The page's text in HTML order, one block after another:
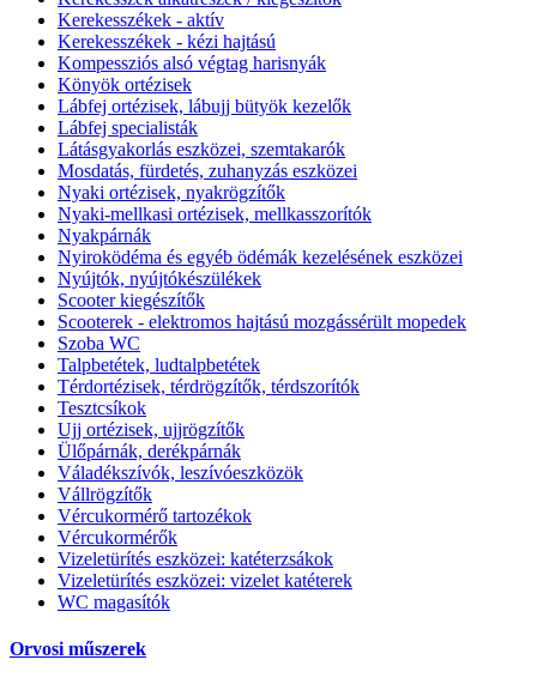
Kerekesszékek - aktív
Kerekesszékek - kézi hajtású
Kompessziós alsó végtag harisnyák
Könyök ortézisek
Lábfej ortézisek, lábujj bütyök kezelők
Lábfej specialisták
Látásgyakorlás eszközei, szemtakarók
Mosdatás, fürdetés, zuhanyzás eszközei
Nyaki ortézisek, nyakrögzítők
Nyaki-mellkasi ortézisek, mellkasszorítók
Nyakpárnák
Nyiroködéma és egyéb ödémák kezelésének eszközei
Nyújtók, nyújtókészülékek
Scooter kiegészítők
Scooterek - elektromos hajtású mozgássérült mopedek
Szoba WC
Talpbetétek, ludtalpbetétek
Térdortézisek, térdrögzítők, térdszorítók
Tesztcsíkok
Ujj ortézisek, ujjrögzítők
Ülőpárnák, derékpárnák
Váladékszívók, leszívóeszközök
Vállrögzítők
Vércukormérő tartozékok
Vércukormérők
Vizeletürítés eszközei: katéterzsákok
Vizeletürítés eszközei: vizelet katéterek
WC magasítók
Orvosi műszerek